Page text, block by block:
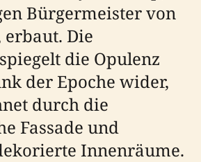
Bürgermeister von
Die
die Opulenz
der Epoche wider,
durch die
Fassade und
Innenräume.